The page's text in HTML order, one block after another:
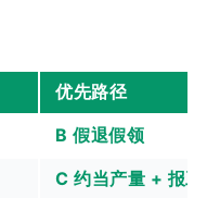
优先路径
B 假退假领
C 约当产量 + 报工